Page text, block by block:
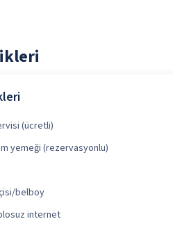
(ücretli)
yemeği (rezervasyonlu)
belboy
internet